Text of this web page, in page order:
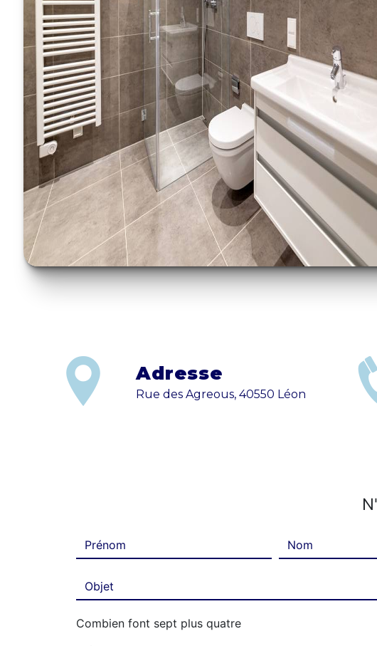
Adresse
Rue des Agreous, 40550 Léon
Combien font sept plus quatre